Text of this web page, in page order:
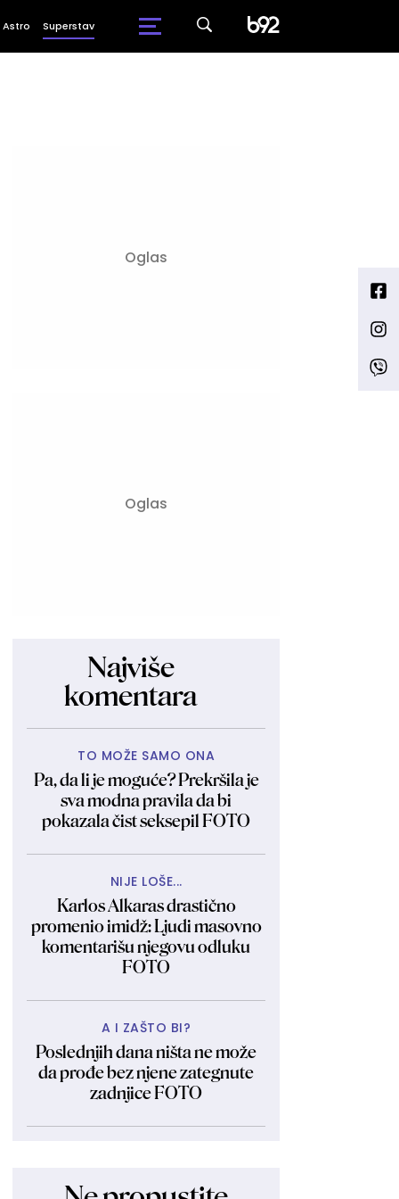
Astro Superstav
Najviše
komentara
TO MOŽE SAMO ONA
Pa, da li je moguće? Prekršila je
sva modna pravila da bi
pokazala čist seksepil FOTO
NIJE LOŠE...
Karlos Alkaras drastično
promenio imidž: Ljudi masovno
komentarišu njegovu odluku
FOTO
A I ZAŠTO BI?
Poslednjih dana ništa ne može
da prođe bez njene zategnute
zadnjice FOTO